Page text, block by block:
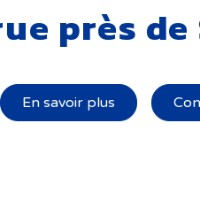
près
En savoir plus